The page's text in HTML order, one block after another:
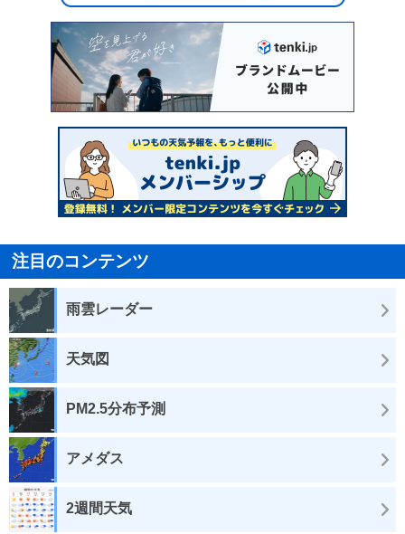
注目のコンテンツ
雨雲レーダー
天気図
PM2.5分布予測
アメダス
2週間天気